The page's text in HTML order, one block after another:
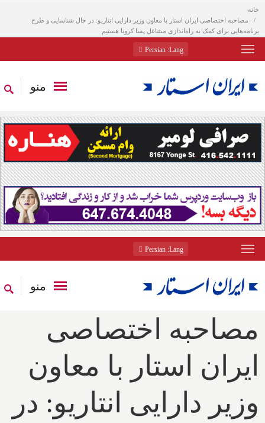
خانه
مصاحبه اختصاصی ایران استار با معاون وزیر دارایی انتاریو: در حال شناسایی و طرح
برنامه‌هایی برای کمک به راه‌اندازی مشاغل پسا کرونا هستیم
Lang
: Persian
منو
Lang
: Persian
منو
مصاحبه اختصاصی
ایران استار با معاون
وزیر دارایی انتاریو: در